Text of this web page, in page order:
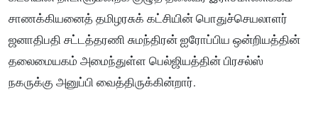
சாணக்கியனைத் தமிழரசுக் கட்சியின் பொதுச்செயலாளர்
ஜனாதிபதி சட்டத்தரணி சுமந்திரன் ஐரோப்பிய ஒன்றியத்தின்
தலைமையகம் அமைந்துள்ள பெல்ஜியத்தின் பிரசல்ஸ்
நகருக்கு அனுப்பி வைத்திருக்கின்றார்.